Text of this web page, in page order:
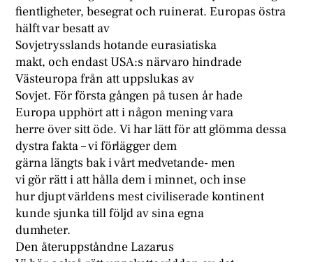
fientligheter, besegrat och ruinerat. Europas östra
hälft var besatt av
Sovjetrysslands hotande eurasiatiska
makt, och endast USA:s närvaro hindrade
Västeuropa från att uppslukas av
Sovjet. För första gången på tusen år hade
Europa upphört att i någon mening vara
herre över sitt öde. Vi har lätt för att glömma dessa
dystra fakta – vi förlägger dem
gärna längts bak i vårt medvetande- men
vi gör rätt i att hålla dem i minnet, och inse
hur djupt världens mest civiliserade kontinent
kunde sjunka till följd av sina egna
dumheter.
Den återuppståndne Lazarus